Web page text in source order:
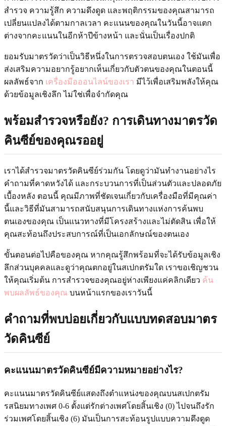
สำรวจ ความรู้สึก ความดึงดูด และพฤติกรรมของคุณสามารถ
เปลี่ยนแปลงได้ตามกาลเวลา คะแนนของคุณในวันนี้อาจแตก
ต่างจากคะแนนในอีกห้าปีข้างหน้า และนั่นเป็นเรื่องปกติ
ยอมรับมาตรวัดว่าเป็นวิธีหนึ่งในการตรวจสอบตนเอง ใช้มันเพื่อ
ส่งเสริมความอยากรู้อยากเห็นเกี่ยวกับตัวตนของคุณในตอนนี้
ผลลัพธ์จาก เครื่องมือออนไลน์ของเรา มีไว้เพื่อเสริมพลังให้คุณ
ด้วยข้อมูลเชิงลึก ไม่ใช่เพื่อจำกัดคุณ
พร้อมสำรวจหรือยัง? การเดินทางมาตรวัด
คินซีย์ของคุณรออยู่
เราได้สำรวจมาตรวัดคินซีย์ร่วมกัน โดยดูว่ามันทำงานอย่างไร
คำถามที่คาดหวังได้ และกระบวนการที่เป็นส่วนตัวและปลอดภัย
เบื้องหลัง ตอนนี้ คุณมีภาพที่ชัดเจนเกี่ยวกับเครื่องมือที่มีคุณค่า
นี้และวิธีที่มันสามารถสนับสนุนการเดินทางแห่งการค้นพบ
ตนเองของคุณ เป็นแนวทางที่มีโครงสร้างและไม่ตัดสิน เพื่อให้
คุณสะท้อนถึงประสบการณ์ที่เป็นเอกลักษณ์ของตนเอง
ขั้นตอนต่อไปคือของคุณ หากคุณรู้สึกพร้อมที่จะได้รับข้อมูลเชิง
ลึกส่วนบุคคลและดูว่าคุณตกอยู่ในสเปกตรัมใด เราขอเชิญชวน
ให้คุณเริ่มต้น การสำรวจของคุณอยู่ห่างเพียงแค่คลิกเดียว ค้น
พบผลลัพธ์ของคุณ บนหน้าแรกของเราวันนี้
คำถามที่พบบ่อยเกี่ยวกับแบบทดสอบมาตร
วัดคินซีย์
คะแนนมาตรวัดคินซีย์มีความหมายอย่างไร?
คะแนนมาตรวัดคินซีย์แสดงถึงตำแหน่งของคุณบนสเปกตรัม
รสนิยมทางเพศ 0-6 ตั้งแต่รักต่างเพศโดยสิ้นเชิง (0) ไปจนถึงรัก
ร่วมเพศโดยสิ้นเชิง (6) มันเป็นการสะท้อนรูปแบบความดึงดูด